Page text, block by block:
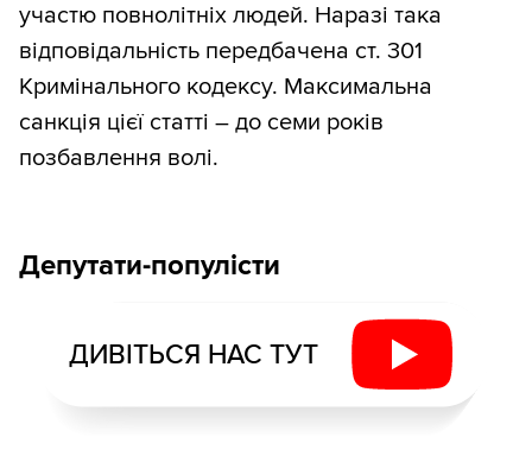
участю повнолітніх людей. Наразі така
відповідальність передбачена ст. 301
Кримінального кодексу. Максимальна
санкція цієї статті – до семи років
позбавлення волі.
Депутати-популісти
ДИВІТЬСЯ НАС ТУТ